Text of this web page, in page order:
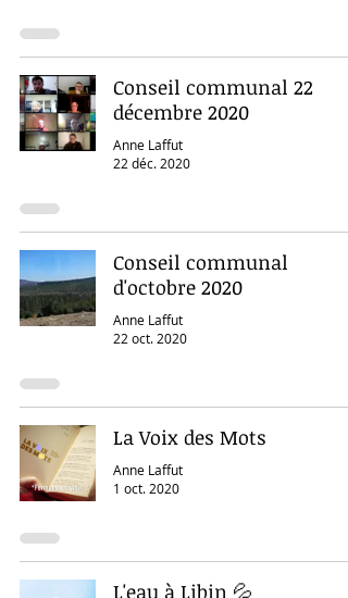
Conseil communal 22
décembre 2020
Anne Laffut
22 déc. 2020
Conseil communal
d'octobre 2020
Anne Laffut
22 oct. 2020
La Voix des Mots
Anne Laffut
1 oct. 2020
L'eau à Libin 💦